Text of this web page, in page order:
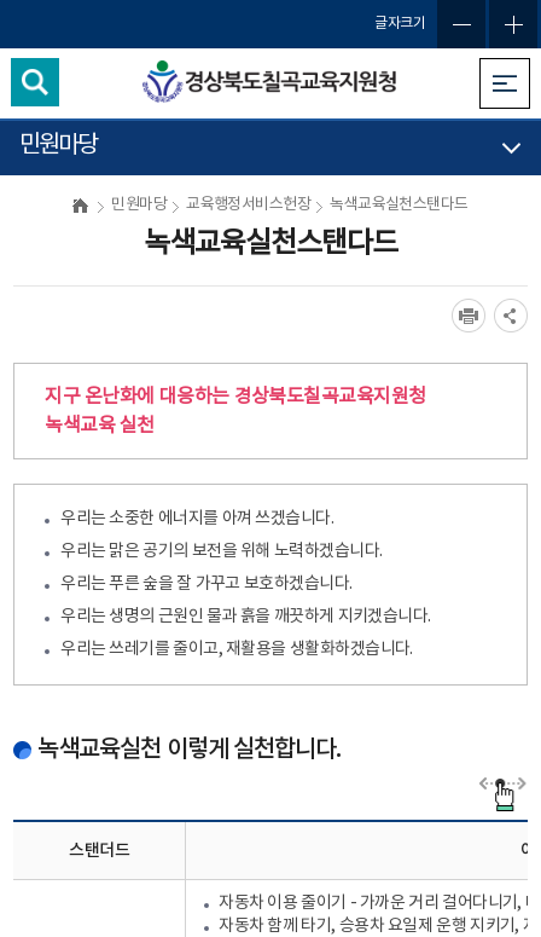
글자크기
민원마당
민원마당 교육행정서비스헌장 녹색교육실천스탠다드
녹색교육실천스탠다드
지구 온난화에 대응하는 경상북도칠곡교육지원청
녹색교육 실천
우리는 소중한 에너지를 아껴 쓰겠습니다.
우리는 맑은 공기의 보전을 위해 노력하겠습니다.
우리는 푸른 숲을 잘 가꾸고 보호하겠습니다.
우리는 생명의 근원인 물과 흙을 깨끗하게 지키겠습니다.
우리는 쓰레기를 줄이고, 재활용을 생활화하겠습니다.
녹색교육실천 이렇게 실천합니다.
스탠더드 이
자동차 이용 줄이기 - 가까운 거리 걸어다니기,
자동차 함께 타기, 승용차 요일제 운행 지키기,